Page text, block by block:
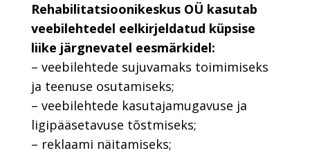
Rehabilitatsioonikeskus OÜ kasutab
veebilehtedel eelkirjeldatud küpsise
liike järgnevatel eesmärkidel:
– veebilehtede sujuvamaks toimimiseks
ja teenuse osutamiseks;
– veebilehtede kasutajamugavuse ja
ligipääsetavuse tõstmiseks;
– reklaami näitamiseks;